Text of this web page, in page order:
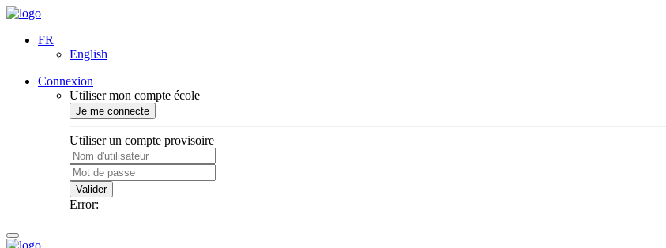
FR
English
Connexion
Utiliser mon compte école
Je me connecte
Utiliser un compte provisoire
Valider
Error: